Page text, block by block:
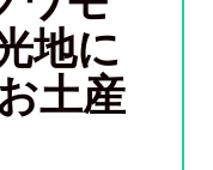
地に
土産